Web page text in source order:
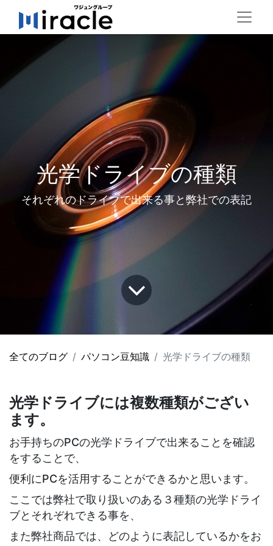
光学ドライブの種類
それぞれのドライブで出来る事と弊社での表記
全てのブログ パソコン豆知識 光学ドライブの種類
光学ドライブには複数種類がござい
ます。
お手持ちのPCの光学ドライブで出来ることを確認
をすることで、
便利にPCを活用することができるかと思います。
ここでは弊社で取り扱いのある３種類の光学ドライ
ブと それぞれできる事を、
また弊社商品では、どのように表記しているかをお